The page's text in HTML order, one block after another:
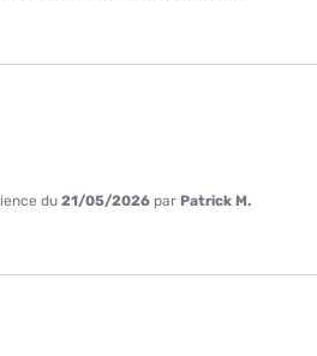
du21/05/2026 parPatrick M.